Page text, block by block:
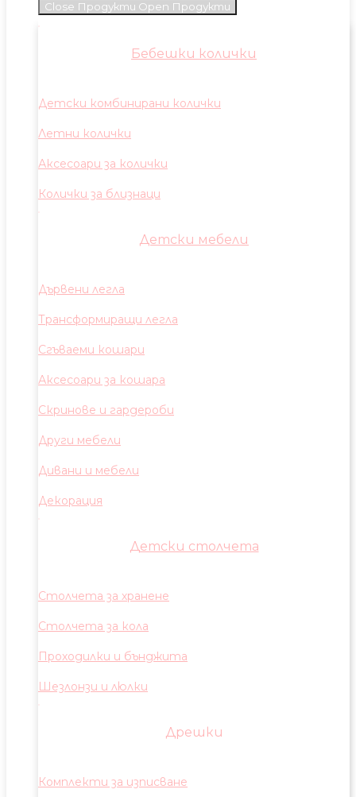
Close Продукти Open Продукти
Бебешки колички
Детски комбинирани колички
Летни колички
Аксесоари за колички
Колички за близнаци
Детски мебели
Дървени легла
Трансформиращи легла
Сгъваеми кошари
Аксесоари за кошара
Скринове и гардероби
Други мебели
Дивани и мебели
Декорация
Детски столчета
Столчета за хранене
Столчета за кола
Проходилки и бънджита
Шезлонзи и люлки
Дрешки
Комплекти за изписване